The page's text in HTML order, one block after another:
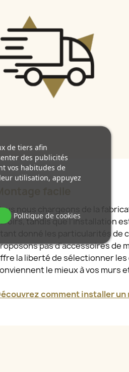
nous chargeons de la
tandis que l’installation
donné les particularités de
pas d’accessoires de
la liberté de sélectionner
le mieux à vos murs
comment installer
de tiers afin
des publicités
vos habitudes de
utilisation, appuyez
Politique de cookies